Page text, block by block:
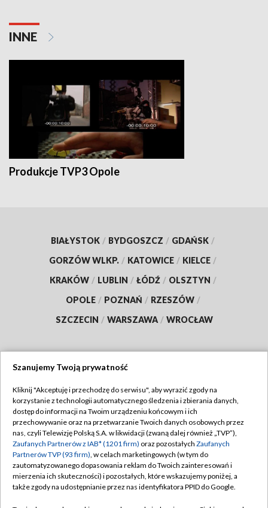
INNE
Produkcje TVP3 Opole
BIAŁYSTOK / BYDGOSZCZ / GDAŃSK /
GORZÓW WLKP. / KATOWICE / KIELCE /
KRAKÓW / LUBLIN / ŁÓDŹ / OLSZTYN /
OPOLE / POZNAŃ / RZESZÓW /
SZCZECIN / WARSZAWA / WROCŁAW
TVP
Abonament TVP
Emisja w TVP
Centrum informacji TVP
Naziemna Telewizja Cyfrowa
Regulamin TVP
Polityka prywatności
Moje zgody
Pomoc
Szanujemy Twoją prywatność
Kliknij "Akceptuję i przechodzę do serwisu", aby wyrazić zgody na
korzystanie z technologii automatycznego śledzenia i zbierania danych,
dostęp do informacji na Twoim urządzeniu końcowym i ich
przechowywanie oraz na przetwarzanie Twoich danych osobowych przez
nas, czyli Telewizję Polską S.A. w likwidacji (zwaną dalej również „TVP”),
Zaufanych Partnerów z IAB* (1201 firm) oraz pozostałych Zaufanych
Partnerów TVP (93 firm), w celach marketingowych (w tym do
zautomatyzowanego dopasowania reklam do Twoich zainteresowań i
mierzenia ich skuteczności) i pozostałych, które wskazujemy poniżej, a
także zgody na udostępnianie przez nas identyfikatora PPID do Google.